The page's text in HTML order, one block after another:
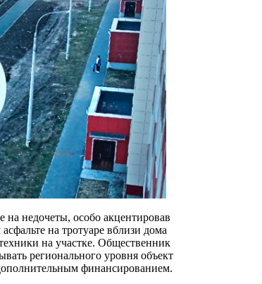
недочеты, особо акцентировав
на тротуаре вблизи дома
на участке. Общественник
регионального уровня объект
финансированием.